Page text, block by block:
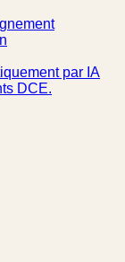
par IA
DCE.